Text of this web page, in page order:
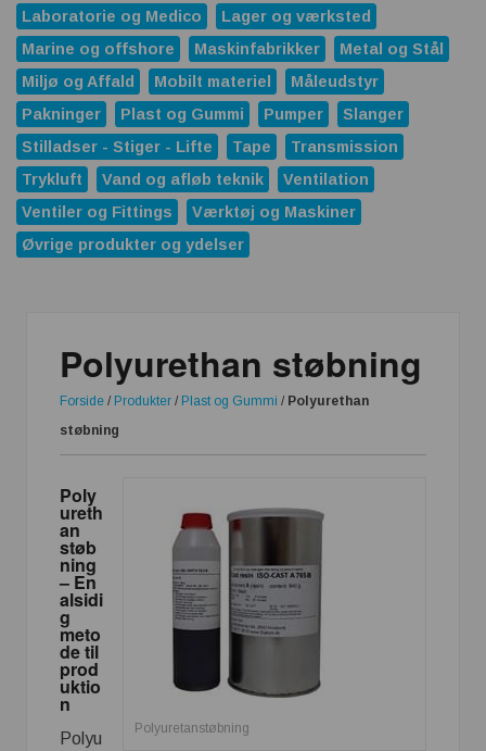
Laboratorie og Medico
Lager og værksted
Marine og offshore
Maskinfabrikker
Metal og Stål
Miljø og Affald
Mobilt materiel
Måleudstyr
Pakninger
Plast og Gummi Pumper
Slanger
Stilladser - Stiger - Lifte
Tape
Transmission
Trykluft
Vand og afløb teknik
Ventilation
Ventiler og Fittings
Værktøj og Maskiner
Øvrige produkter og ydelser
Polyurethan støbning
Forside / Produkter / Plast og Gummi / Polyurethan
støbning
Polyuretanstøbning
Poly
ureth
an
støb
ning
– En
alsidi
g
meto
de til
prod
uktio
n
Polyu